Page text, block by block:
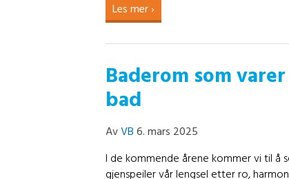
Les mer ›
Baderom som
bad
AvVB6. mars 2025
I de kommende årene kommer vi til å
gjenspeiler vår lengsel etter ro,